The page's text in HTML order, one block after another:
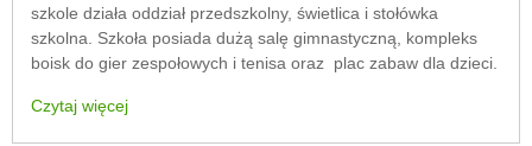
szkole działa oddział przedszkolny, świetlica i stołówka
szkolna. Szkoła posiada dużą salę gimnastyczną, kompleks
boisk do gier zespołowych i tenisa oraz plac zabaw dla dzieci.
Czytaj więcej